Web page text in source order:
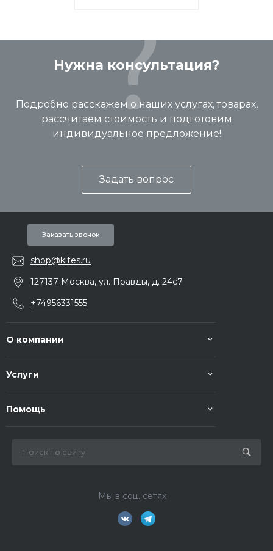
Нужна консультация?
Подробно расскажем о наших услугах, товарах,
рассчитаем стоимость и подготовим
индивидуальное предложение!
Задать вопрос
Заказать звонок
shop@kites.ru
127137 Москва, ул. Правды, д. 24с7
+74956331555
О компании
Услуги
Помощь
Мы в соц. сетях